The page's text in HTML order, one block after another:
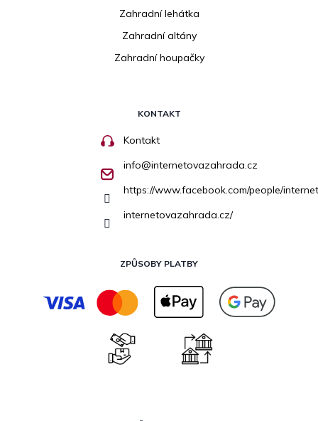
Zahradní lehátka
Zahradní altány
Zahradní houpačky
KONTAKT
Kontakt
info@internetovazahrada.cz
https://www.facebook.com/people/
internetovazahrada.cz/
ZPŮSOBY PLATBY